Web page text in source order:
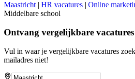
Maastricht | HR vacatures | Online
Middelbare school
Ontvang vergelijkbare
Vul in waar je vergelijkbare vacatures
mailadres niet!